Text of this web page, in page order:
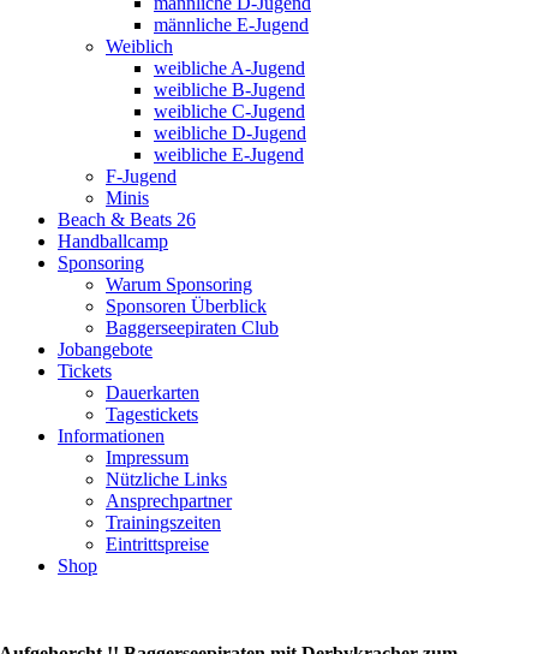
männliche E-Jugend
Weiblich
weibliche A-Jugend
weibliche B-Jugend
weibliche C-Jugend
weibliche D-Jugend
weibliche E-Jugend
F-Jugend
Minis
Beach & Beats 26
Handballcamp
Sponsoring
Warum Sponsoring
Sponsoren Überblick
Baggerseepiraten Club
Jobangebote
Tickets
Dauerkarten
Tagestickets
Informationen
Impressum
Nützliche Links
Ansprechpartner
Trainingszeiten
Eintrittspreise
Shop